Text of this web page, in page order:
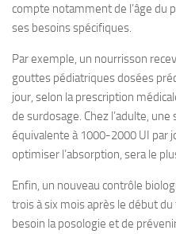
compte notamment de l’âge du
ses besoins spécifiques.
Par exemple, un nourrisson
gouttes pédiatriques dosées
jour, selon la prescription
de surdosage. Chez l’adulte,
équivalente à 1000-2000 UI par
optimiser l’absorption, sera le
Enfin, un nouveau contrôle
trois à six mois après le début
besoin la posologie et de